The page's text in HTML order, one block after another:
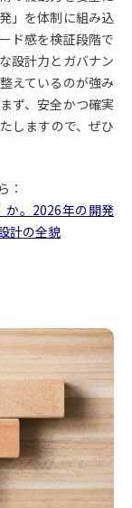
」を体制に組み込
ド感を検証段階で
設計力とガバナン
えているのが強み
ず、安全かつ確実
しますので、ぜひ
：
か。2026年の開発
計の全貌